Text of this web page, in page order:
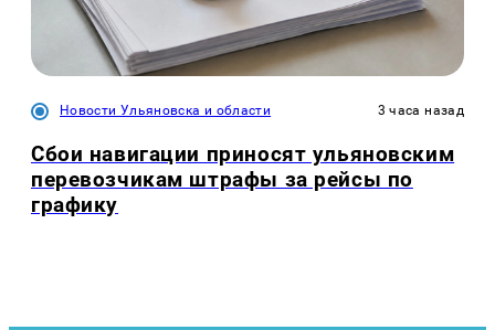
Новости Ульяновска и области 3 часа назад
Сбои навигации приносят ульяновским
перевозчикам штрафы за рейсы по
графику